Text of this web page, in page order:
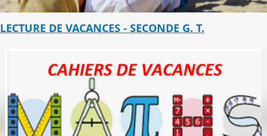
LECTURE DE VACANCES - SECONDE G. T.